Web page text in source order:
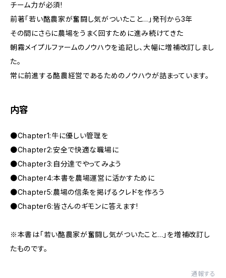
チーム力が必須!
前著「若い酪農家が奮闘し気がついたこと…」発刊から3年――
その間にさらに農場をうまく回すために進み続けてきた
朝霧メイプルファームのノウハウを追記し、大幅に増補改訂しまし
た。
常に前進する酪農経営であるためのノウハウが詰まっています。
内容
●Chapter1:牛に優しい管理を
●Chapter2:安全で快適な職場に
●Chapter3:自分達でやってみよう
●Chapter4:本書を農場運営に活かすために
●Chapter5:農場の信条を掲げるクレドを作ろう
●Chapter6:皆さんのギモンに答えます!
※本書は「若い酪農家が奮闘し気がついたこと…」を増補改訂し
たものです。
通報する